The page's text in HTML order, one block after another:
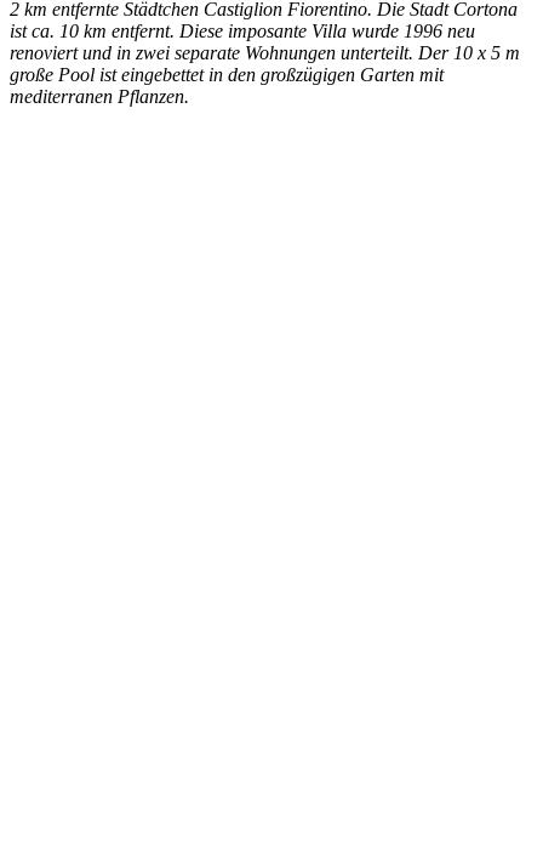
2 km entfernte Städtchen Castiglion Fiorentino. Die Stadt Cortona
ist ca. 10 km entfernt. Diese imposante Villa wurde 1996 neu
renoviert und in zwei separate Wohnungen unterteilt. Der 10 x 5 m
große Pool ist eingebettet in den großzügigen Garten mit
mediterranen Pflanzen.